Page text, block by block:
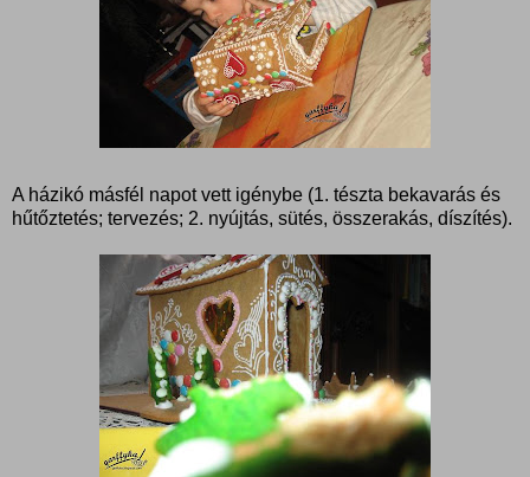
A házikó másfél napot vett igénybe (1. tészta bekavarás és
hűtőztetés; tervezés; 2. nyújtás, sütés, összerakás, díszítés).